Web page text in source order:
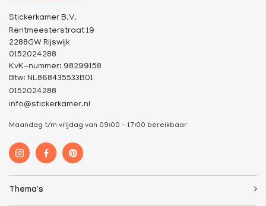
Stickerkamer B.V.
Rentmeesterstraat 19
2288GW Rijswijk
0152024288
KvK-nummer: 98299158
Btw: NL868435533B01
0152024288
info@stickerkamer.nl
Maandag t/m vrijdag van 09:00 - 17:00 bereikbaar
Thema's